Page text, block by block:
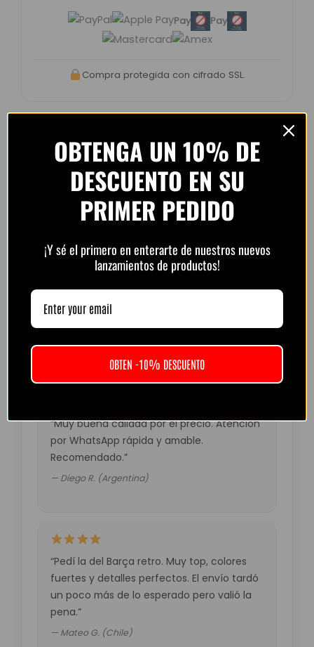
Pay Pay
Compra protegida con cifrado SSL.
Opiniones de clientes –
PlayFutbol
4.8 / 5 basado en 1.240
opiniones
“Camiseta mejor de lo esperado. El envío
tardó unos días pero llegó perfecta.
Volveré a comprar seguro.”
“Muy buena calidad por el precio. Atención
por WhatsApp rápida y amable.
Recomendado.”
— Diego R. (Argentina)
“Pedí la del Barça retro. Muy top, colores
fuertes y detalles perfectos. El envío tardó
un poco más de lo esperado pero valió la
pena.”
— Mateo G. (Chile)
OBTENGA UN 10% DE
DESCUENTO EN SU
PRIMER PEDIDO
¡Y sé el primero en enterarte de nuestros nuevos
lanzamientos de productos!
OBTEN -10% DESCUENTO